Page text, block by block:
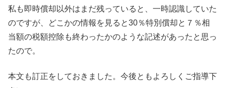
私も即時償却以外はまだ残っていると、一時認識していた
のですが、どこかの情報を見ると30％特別償却と７％相
当額の税額控除も終わったかのような記述があったと思っ
たので。
本文も訂正をしておきました。今後ともよろしくご指導下